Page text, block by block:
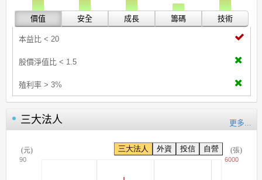
價值 安全 成長 籌碼 技術
本益比 < 20
股價淨值比 < 1.5
殖利率 > 3%
三大法人 更多...